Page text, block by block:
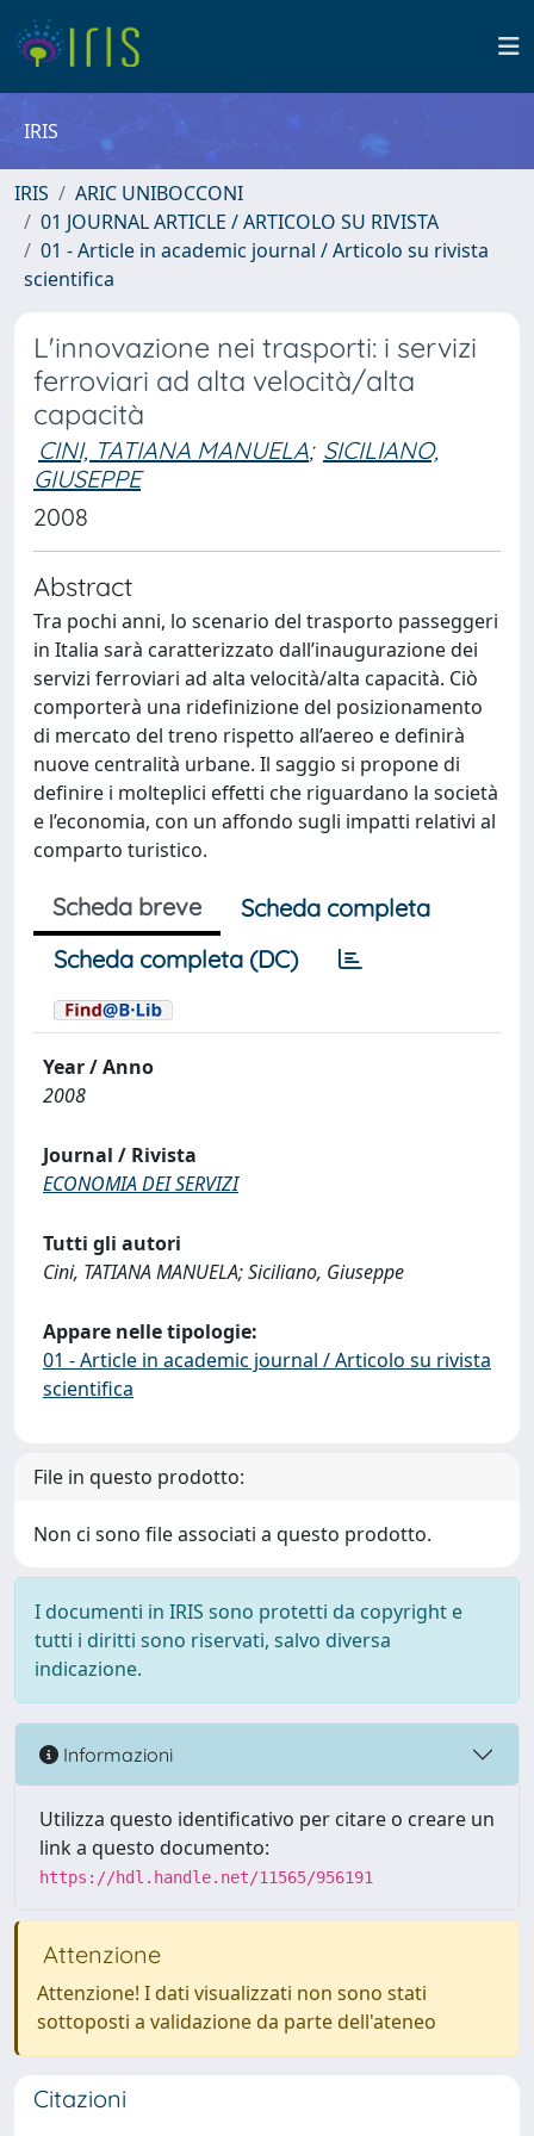
IRIS
IRIS
ARIC UNIBOCCONI
01 JOURNAL ARTICLE / ARTICOLO SU RIVISTA
01 - Article in academic journal / Articolo su rivista
scientifica
L'innovazione nei trasporti: i servizi
ferroviari ad alta velocità/alta
capacità
CINI, TATIANA MANUELA; SICILIANO,
GIUSEPPE
2008
Abstract
Tra pochi anni, lo scenario del trasporto passeggeri
in Italia sarà caratterizzato dall’inaugurazione dei
servizi ferroviari ad alta velocità/alta capacità. Ciò
comporterà una ridefinizione del posizionamento
di mercato del treno rispetto all’aereo e definirà
nuove centralità urbane. Il saggio si propone di
definire i molteplici effetti che riguardano la società
e l’economia, con un affondo sugli impatti relativi al
comparto turistico.
Scheda breve
Scheda completa
Scheda completa (DC)
Year / Anno
2008
Journal / Rivista
ECONOMIA DEI SERVIZI
Tutti gli autori
Cini, TATIANA MANUELA; Siciliano, Giuseppe
Appare nelle tipologie:
01 - Article in academic journal / Articolo su rivista
scientifica
File in questo prodotto:
Non ci sono file associati a questo prodotto.
I documenti in IRIS sono protetti da copyright e
tutti i diritti sono riservati, salvo diversa
indicazione.
Informazioni
Utilizza questo identificativo per citare o creare un
link a questo documento:
https://hdl.handle.net/11565/956191
Attenzione
Attenzione! I dati visualizzati non sono stati
sottoposti a validazione da parte dell'ateneo
Citazioni